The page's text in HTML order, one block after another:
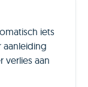
iets
aanleiding
verlies aan